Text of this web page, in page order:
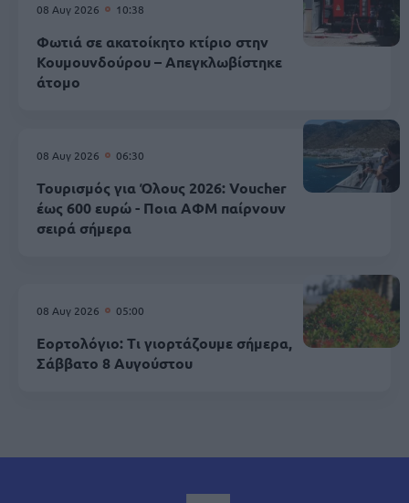
08 Αυγ 2026 10:38
Φωτιά σε ακατοίκητο κτίριο στην
Κουμουνδούρου – Απεγκλωβίστηκε
άτομο
08 Αυγ 2026 06:30
Τουρισμός για Όλους 2026: Voucher
έως 600 ευρώ - Ποια ΑΦΜ παίρνουν
σειρά σήμερα
08 Αυγ 2026 05:00
Εορτολόγιο: Τι γιορτάζουμε σήμερα,
Σάββατο 8 Αυγούστου